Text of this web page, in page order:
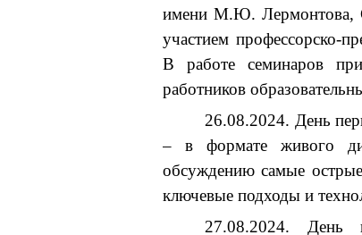
имени М.Ю. Лермонтова,
участием профессорско-
В работе семинаров
работников
26.08.2024. День
– в формате живого
обсуждению самые
ключевые подходы и
27.08.2024. День